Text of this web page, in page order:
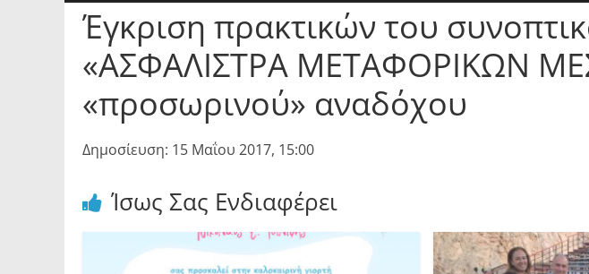
Έγκριση πρακτικών του
«ΑΣΦΑΛΙΣΤΡΑ ΜΕΤΑΦΟΡΙΚΩΝ
«προσωρινού» αναδόχου
Δημοσίευση: 15 Μαΐου 2017, 15:00
Ίσως Σας Ενδιαφέρει